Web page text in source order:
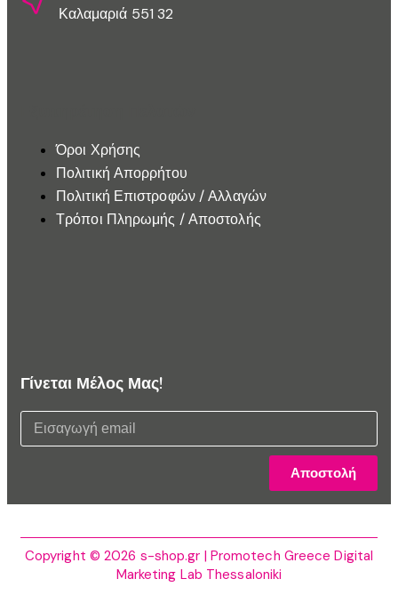
Καλαμαριά 551 32
Όροι Χρήσης
Πολιτική Απορρήτου
Πολιτική Επιστροφών / Αλλαγών
Τρόποι Πληρωμής / Αποστολής
Γίνεται Μέλος Μας!
Αποστολή
Copyright © 2026 s-shop.gr | Promotech Greece Digital
Marketing Lab Thessaloniki